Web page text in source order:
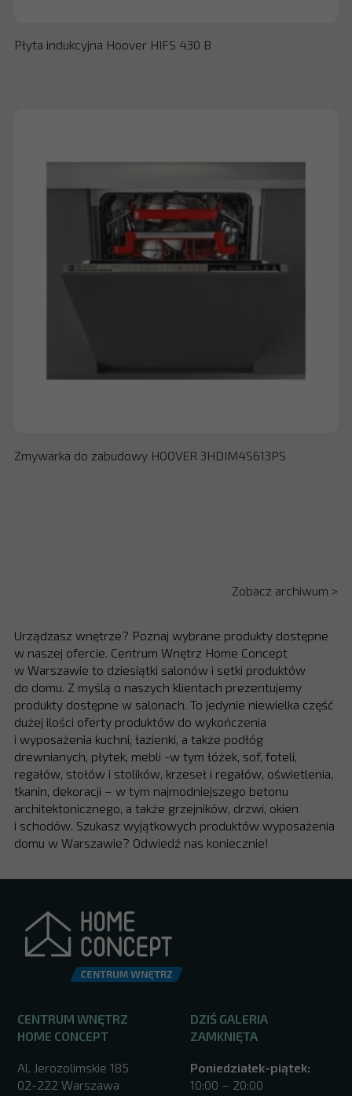
Płyta indukcyjna Hoover HIFS 430 B
Zmywarka do zabudowy HOOVER 3HDIM4S613PS
Zobacz archiwum >
Urządzasz wnętrze? Poznaj wybrane produkty dostępne
w naszej ofercie. Centrum Wnętrz Home Concept
w Warszawie to dziesiątki salonów i setki produktów
do domu. Z myślą o naszych klientach prezentujemy
produkty dostępne w salonach. To jedynie niewielka część
dużej ilości oferty produktów do wykończenia
i wyposażenia kuchni, łazienki, a także podłóg
drewnianych, płytek, mebli -w tym łóżek, sof, foteli,
regałów, stołów i stolików, krzeseł i regałów, oświetlenia,
tkanin, dekoracji – w tym najmodniejszego betonu
architektonicznego, a także grzejników, drzwi, okien
i schodów. Szukasz wyjątkowych produktów wyposażenia
domu w Warszawie? Odwiedź nas koniecznie!
CENTRUM WNĘTRZ
HOME CONCEPT
Al. Jerozolimskie 185
02-222 Warszawa
DZIŚ GALERIA
ZAMKNIĘTA
Poniedziałek-piątek:
10:00 – 20:00